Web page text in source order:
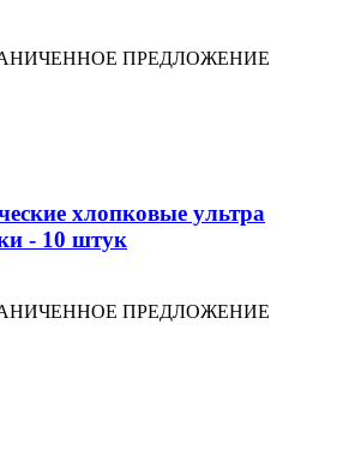
ПРЕДЛОЖЕНИЕ
хлопковые ультра
- 10 штук
ПРЕДЛОЖЕНИЕ